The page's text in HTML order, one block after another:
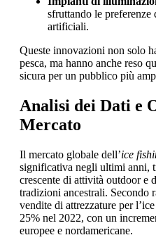
sfruttando le preferenze
artificiali.
Queste innovazioni non solo
pesca, ma hanno anche reso
sicura per un pubblico più
Analisi dei Dati e
Mercato
Il mercato globale dell’ice
significativa negli ultimi anni,
crescente di attività outdoor e
tradizioni ancestrali. Secondo
vendite di attrezzature per
25% nel 2022, con un
europee e nordamericane.